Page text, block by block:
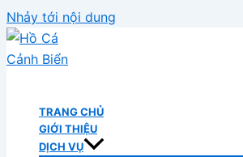
Nhảy tới nội dung
TRANG CHỦ
GIỚI THIỆU
DỊCH VỤ